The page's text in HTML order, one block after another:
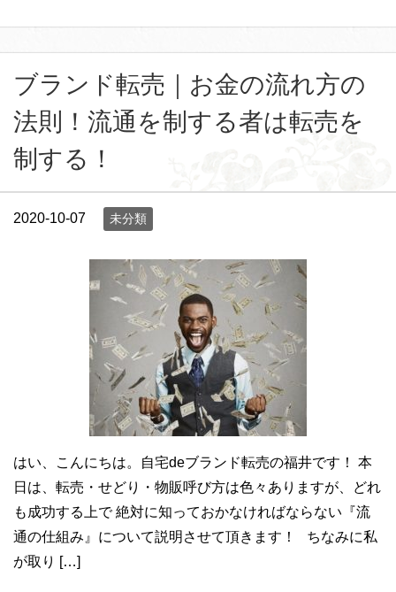
ブランド転売｜お金の流れ方の
法則！流通を制する者は転売を
制する！
2020-10-07 未分類
はい、こんにちは。自宅deブランド転売の福井です！ 本
日は、転売・せどり・物販呼び方は色々ありますが、どれ
も成功する上で 絶対に知っておかなければならない『流
通の仕組み』について説明させて頂きます！ ちなみに私
が取り […]